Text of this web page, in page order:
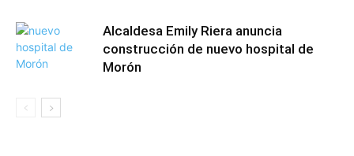
Alcaldesa Emily Riera anuncia
construcción de nuevo hospital de
Morón